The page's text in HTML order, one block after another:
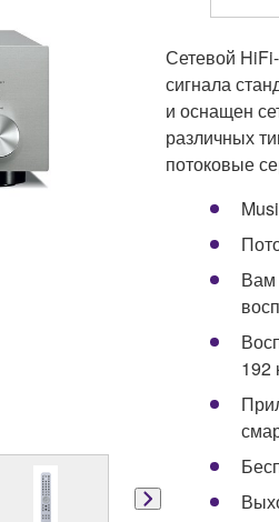
Сетевой
сигнала
и оснащен
различных
потоковые
Вам
192